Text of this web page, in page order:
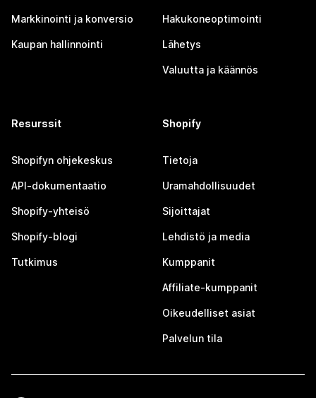
Markkinointi ja konversio
Kaupan hallinnointi
Hakukoneoptimointi
Lähetys
Valuutta ja käännös
Resurssit
Shopifyn ohjekeskus
API-dokumentaatio
Shopify-yhteisö
Shopify-blogi
Tutkimus
Shopify
Tietoja
Uramahdollisuudet
Sijoittajat
Lehdistö ja media
Kumppanit
Affiliate-kumppanit
Oikeudelliset asiat
Palvelun tila